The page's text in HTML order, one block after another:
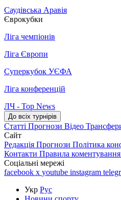
Саудівська Аравія
Єврокубки
Ліга чемпіонів
Ліга Європи
Суперкубок УЄФА
Ліга конференцій
ЛЧ - Top News
До всіх турнірів
Статті Прогнози Відео
Сайт
Редакція Прогнози Політика
Контакти Правила коментування
Соціальні мережі
facebook x youtube instagram
Укр Рус